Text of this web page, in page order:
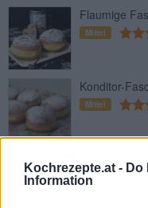
Kochrezepte.at - Do
Information
Flaumige
Mittel
Konditor-
Mittel
Mittel